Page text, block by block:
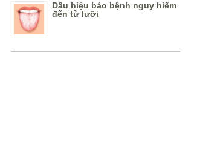
Dấu hiệu báo bệnh nguy hiểm
đến từ lưỡi